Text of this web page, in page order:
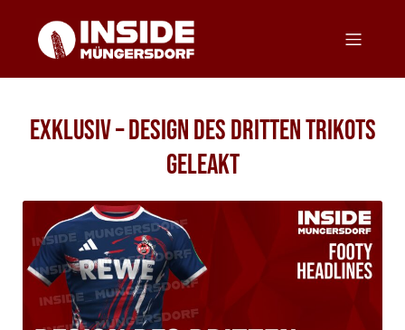
EXKLUSIV – DESIGN DES DRITTEN TRIKOTS
GELEAKT